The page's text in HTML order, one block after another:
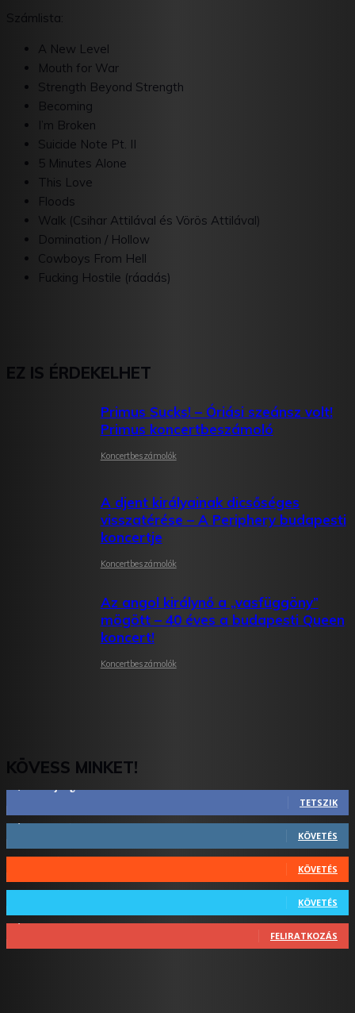
Számlista:
A New Level
Mouth for War
Strength Beyond Strength
Becoming
I’m Broken
Suicide Note Pt. II
5 Minutes Alone
This Love
Floods
Walk (Csihar Attilával és Vörös Attilával)
Domination / Hollow
Cowboys From Hell
Fucking Hostile (ráadás)
EZ IS ÉRDEKELHET
Primus Sucks! – Óriási szeánsz volt!
Primus koncertbeszámoló
Koncertbeszámolók
A djent királyainak dicsőséges
visszatérése – A Periphery budapesti
koncertje
Koncertbeszámolók
Az angol királynő a „vasfüggöny”
mögött – 40 éves a budapesti Queen
koncert!
Koncertbeszámolók
KÖVESS MINKET!
TETSZIK
KÖVETÉS
KÖVETÉS
KÖVETÉS
FELIRATKOZÁS